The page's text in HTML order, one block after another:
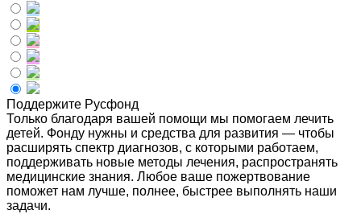
Поддержите Русфонд
Только благодаря вашей помощи мы помогаем лечить
детей. Фонду нужны и средства для развития — чтобы
расширять спектр диагнозов, с которыми работаем,
поддерживать новые методы лечения, распространять
медицинские знания. Любое ваше пожертвование
поможет нам лучше, полнее, быстрее выполнять наши
задачи.